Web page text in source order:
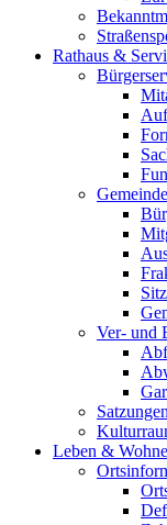
Rathaus &
Ver- und
Leben &